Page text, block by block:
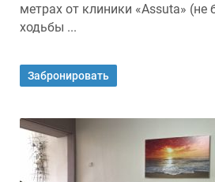
метрах от клиники «Assuta»
ходьбы ...
Забронировать